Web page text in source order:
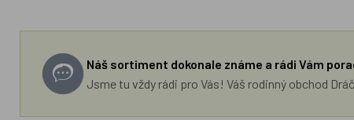
Náš sortiment dokonale známe a rádi Vám
Jsme tu vždy rádi pro Vás! Váš rodinný obchod